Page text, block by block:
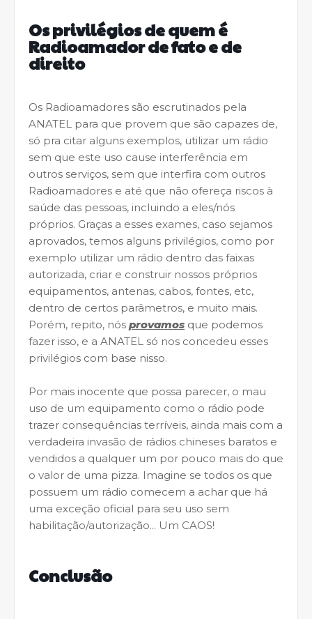
Os privilégios de quem é
Radioamador de fato e de
direito
Os Radioamadores são escrutinados pela
ANATEL para que provem que são capazes de,
só pra citar alguns exemplos, utilizar um rádio
sem que este uso cause interferência em
outros serviços, sem que interfira com outros
Radioamadores e até que não ofereça riscos à
saúde das pessoas, incluindo a eles/nós
próprios. Graças a esses exames, caso sejamos
aprovados, temos alguns privilégios, como por
exemplo utilizar um rádio dentro das faixas
autorizada, criar e construir nossos próprios
equipamentos, antenas, cabos, fontes, etc,
dentro de certos parâmetros, e muito mais.
Porém, repito, nós provamos que podemos
fazer isso, e a ANATEL só nos concedeu esses
privilégios com base nisso.
Por mais inocente que possa parecer, o mau
uso de um equipamento como o rádio pode
trazer consequências terríveis, ainda mais com a
verdadeira invasão de rádios chineses baratos e
vendidos a qualquer um por pouco mais do que
o valor de uma pizza. Imagine se todos os que
possuem um rádio comecem a achar que há
uma exceção oficial para seu uso sem
habilitação/autorização... Um CAOS!
Conclusão